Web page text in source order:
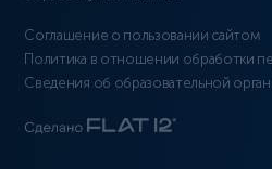
Соглашение о пользовании сайтом
Политика в отношении обработки
Сведения об образовательной